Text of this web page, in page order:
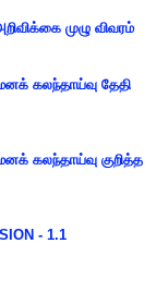
முழு விவரம்
கலந்தாய்வு தேதி
கலந்தாய்வு குறித்த
- 1.1